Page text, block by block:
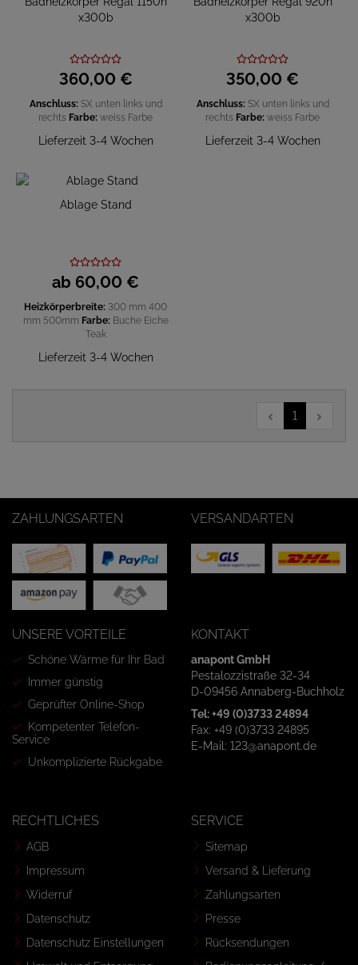
x300b
360,00 €
Anschluss: SX unten links und
rechts Farbe: weiss Farbe
Lieferzeit 3-4 Wochen
x300b
350,00 €
Anschluss: SX unten links und
rechts Farbe: weiss Farbe
Lieferzeit 3-4 Wochen
Ablage Stand
ab 60,00 €
Heizkörperbreite: 300 mm 400
mm 500mm Farbe: Buche Eiche
Teak
Lieferzeit 3-4 Wochen
1
ZAHLUNGSARTEN VERSANDARTEN
UNSERE VORTEILE
Schöne Wärme für Ihr Bad
Immer günstig
Geprüfter Online-Shop
Kompetenter Telefon-
Service
Unkomplizierte Rückgabe
KONTAKT
anapont GmbH
Pestalozzistraße 32-34
D-09456 Annaberg-Buchholz
Tel: +49 (0)3733 24894
Fax: +49 (0)3733 24895
E-Mail: 123@anapont.de
RECHTLICHES
AGB
Impressum
Widerruf
Datenschutz
Datenschutz Einstellungen
SERVICE
Sitemap
Versand & Lieferung
Zahlungsarten
Presse
Rücksendungen